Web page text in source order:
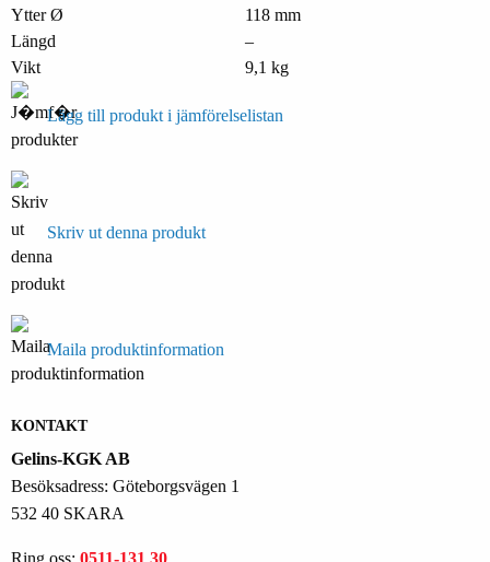
Ytter Ø
118 mm
Längd
–
Vikt
9,1 kg
Lägg till produkt i jämförelselistan
Skriv ut denna produkt
Maila produktinformation
KONTAKT
Gelins-KGK AB
Besöksadress: Göteborgsvägen 1
532 40 SKARA